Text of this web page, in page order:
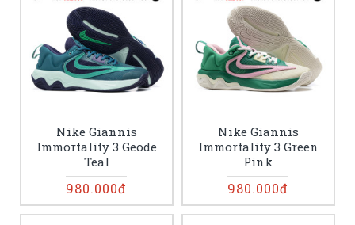
Nike Giannis
Immortality 3 Geode
Teal
980.000đ
Nike Giannis
Immortality 3 Green
Pink
980.000đ